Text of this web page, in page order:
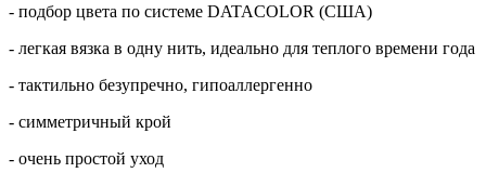
- подбор цвета по системе DATACOLOR (США)
- легкая вязка в одну нить, идеально для теплого времени года
- тактильно безупречно, гипоаллергенно
- симметричный крой
- очень простой уход